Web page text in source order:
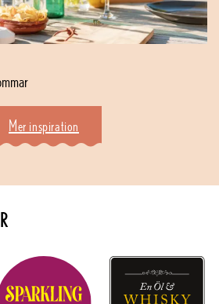
Mer inspiration